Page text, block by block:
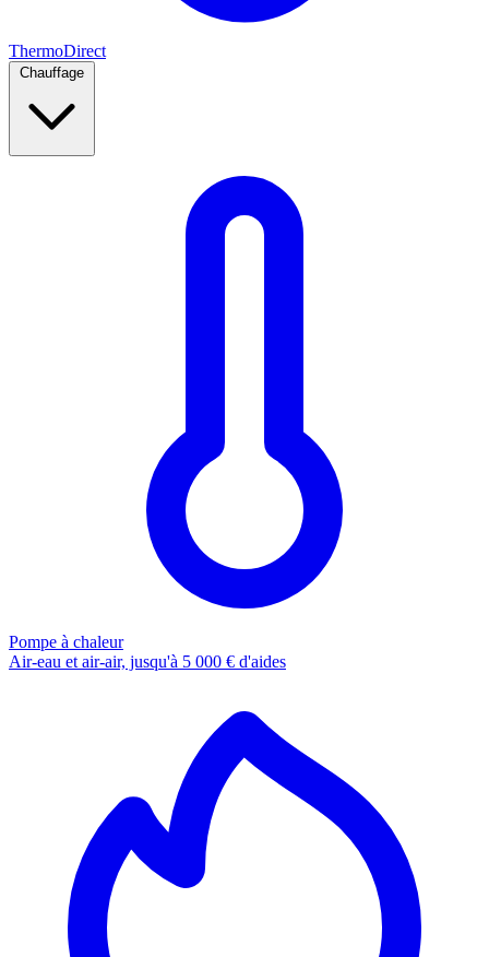
ThermoDirect
Pompe à chaleur
Air-eau et air-air, jusqu'à 5 000 € d'aides